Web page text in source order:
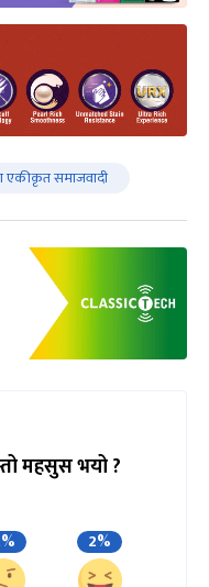
एकीकृत समाजवादी
महसुस भयो ?
2%